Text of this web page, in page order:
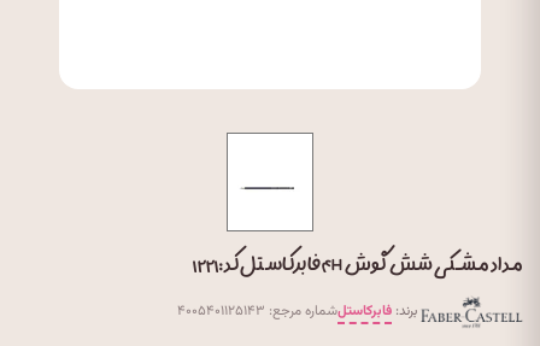
مداد مشکی شش گوش ۴H فابرکاستل کد: ۱۲۲۱
برند: فابرکاستلشماره مرجع: ۴۰۰۵۴۰۱۱۲۵۱۴۳